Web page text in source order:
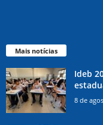
Mais notícias
Ideb
8 de